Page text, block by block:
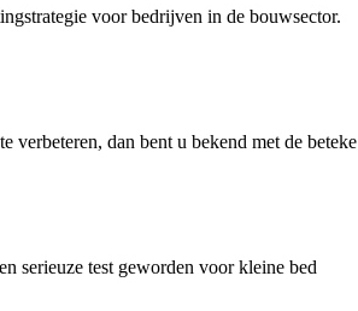
voor bedrijven in de bouwsector.
verbeteren, dan bent u bekend met de beteke
serieuze test geworden voor kleine bed